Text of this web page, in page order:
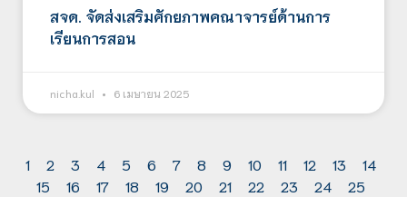
สจด. จัดส่งเสริมศักยภาพคณาจารย์ด้านการ
เรียนการสอน
nicha.kul 6 เมษายน 2025
1 2 3 4 5 6 7 8 9 10 11 12 13
14
15
16 17 18 19 20 21 22 23 24
25